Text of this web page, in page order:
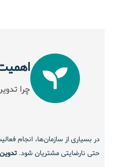
چرا
در بسیاری از سازمان‌ها، انجام
حتی نارضایتی مشتریان شود.